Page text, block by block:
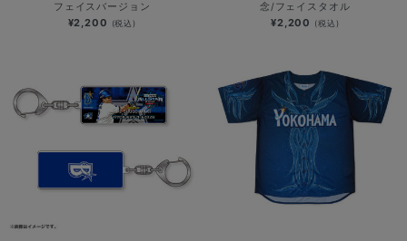
フェイスバージョン
¥2,200 (税込)
念/フェイスタオル
¥2,200 (税込)